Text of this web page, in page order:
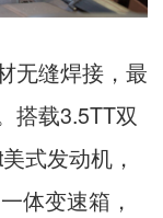
无缝焊接，最
搭载3.5TT双
美式发动机，
体变速箱，